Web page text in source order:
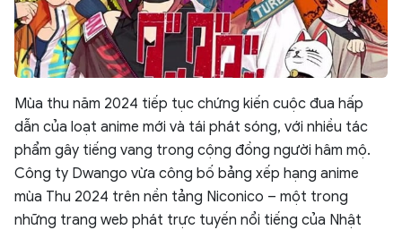
Mùa thu năm 2024 tiếp tục chứng kiến cuộc đua hấp
dẫn của loạt anime mới và tái phát sóng, với nhiều tác
phẩm gây tiếng vang trong cộng đồng người hâm mộ.
Công ty Dwango vừa công bố bảng xếp hạng anime
mùa Thu 2024 trên nền tảng Niconico – một trong
những trang web phát trực tuyến nổi tiếng của Nhật